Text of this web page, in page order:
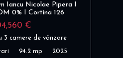
Iancu Nicolae Pipera I
0% I Cortina 126
€
3 camere de vânzare
94.2 mp 2025